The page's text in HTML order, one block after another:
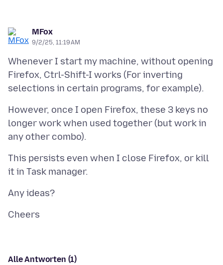
MFox
9/2/25, 11:19 AM
Whenever I start my machine, without opening
Firefox, Ctrl-Shift-I works (For inverting
However, once I open Firefox, these 3 keys no
longer work when used together (but work in
This persists even when I close Firefox, or kill
Alle Antworten (1)